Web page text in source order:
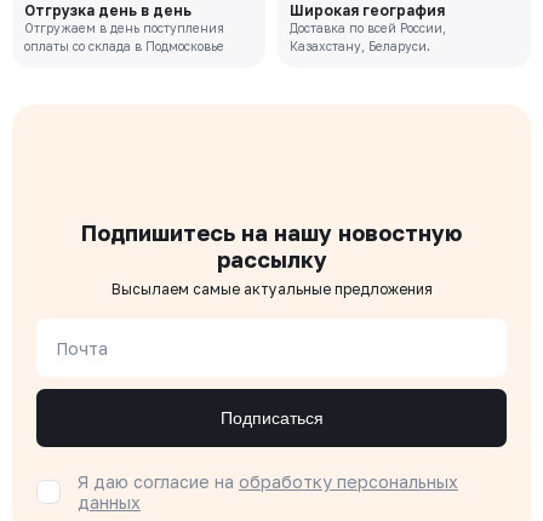
Отгрузка день в день
Отгружаем в день поступления
оплаты со склада в Подмосковье
Широкая география
Доставка по всей России,
Казахстану, Беларуси.
Подпишитесь на нашу новостную
рассылку
Высылаем самые актуальные предложения
Почта
Подписаться
Я даю согласие на обработку персональных
данных